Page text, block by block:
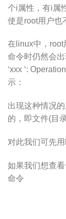
个i属性，有i属
使是root用户也
在linux中，root
命令时仍然会
‘xxx ‘:
示：
出现这种情况
的，即文件(目
对此我们可先
如果我们想查
命令